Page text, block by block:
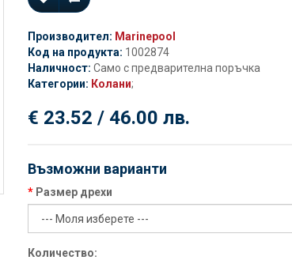
Производител: Marinepool
Код на продукта: 1002874
Наличност: Само с предварителна поръчка
Категории: Колани;
€ 23.52 / 46.00 лв.
Възможни варианти
Размер дрехи
Количество: